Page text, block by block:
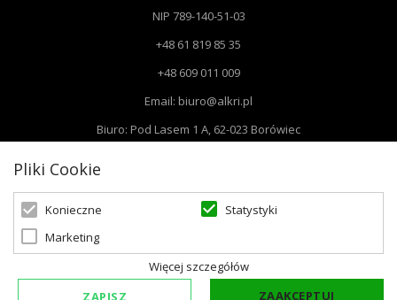
NIP 789-140-51-03
+48 61 819 85 35
+48 609 011 009
Email: biuro@alkri.pl
Biuro: Pod Lasem 1 A, 62-023 Borówiec
Pliki Cookie
Konieczne
Statystyki
Marketing
Więcej szczegółów
ZAPISZ
ZAAKCEPTUJ
© 2026 Oświetlenie Marzeń | Powered by